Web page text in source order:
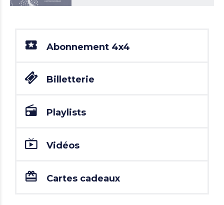
Abonnement 4x4
Billetterie
Playlists
Vidéos
Cartes cadeaux